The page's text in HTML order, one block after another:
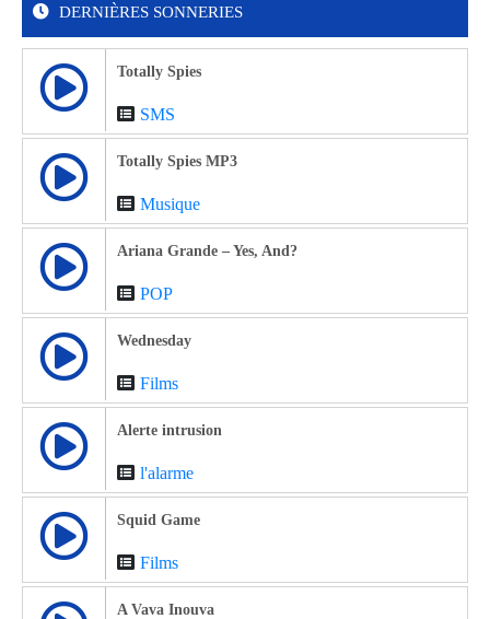
DERNIÈRES SONNERIES
Totally Spies
SMS
Totally Spies MP3
Musique
Ariana Grande – Yes, And?
POP
Wednesday
Films
Alerte intrusion
l'alarme
Squid Game
Films
A Vava Inouva